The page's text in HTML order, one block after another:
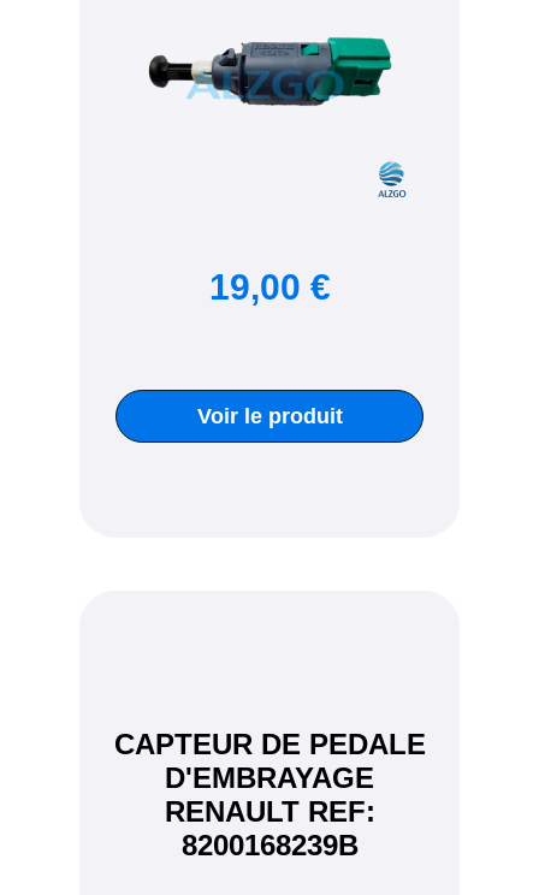
19,00 €
Voir le produit
CAPTEUR DE PEDALE
D'EMBRAYAGE
RENAULT REF:
8200168239B